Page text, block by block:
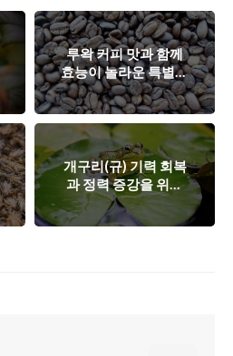
루왁 커피 맛과 함께
효능이 놀라운 특별한
커피
개구리(규) 기력 회복
과 정력 증강을 위한
자연의 선물